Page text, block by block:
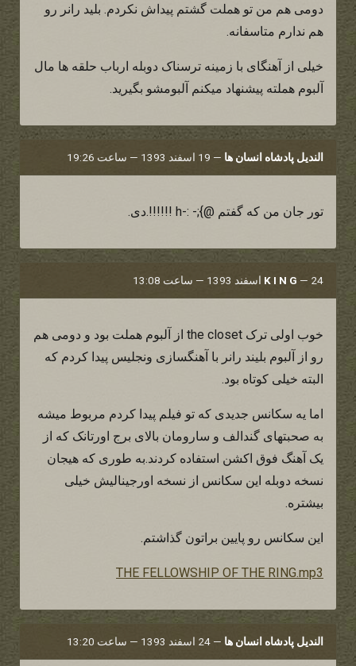
دومی هم من تو هملت گشتم پیداش نکردم. بلید رانر رو
هم ندارم متاسفانه.
خیلی از آهنگای با زمینه ترسناک دوبله ارباب حلقه ها مال
آلبوم هملته پیشنهاد میکنم آلبومشو بگیرید.
الندیل پادشاه انسان ها — 19 اسفند 1393 — ساعت 19:26
تور جان من که گفتم @};- :-h !!!!!!.دی.
K I N G — 24 اسفند 1393 — ساعت 13:08
خوب اولی ترک the closet از آلبوم هملت بود و دومی هم
رو از آلبوم بلیند رانر با آهنگسازی ونجلیس پیدا کردم که
البته خیلی کوتاه بود.
اما یه سکانس جدیدی که تو فیلم پیدا کردم مربوط میشه
به صحبتهای گندالف و سارومان بالای برج اورتانک که از
یک آهنگ فوق اکشن استفاده کردند.به طوری که هیجان
نسخه دوبله این سکانس از نسخه اورجینالیش خیلی
بیشتره.
این سکانس رو پایین براتون گذاشتم.
THE FELLOWSHIP OF THE RING.mp3
الندیل پادشاه انسان ها — 24 اسفند 1393 — ساعت 13:20